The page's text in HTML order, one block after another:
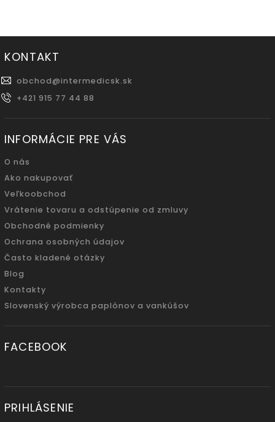
KONTAKT
obchod@intermedicsk.sk
+421 915 77 44 88
INFORMÁCIE PRE VÁS
O nás
Ako nakupovať
Veľkoobchod
Vrátenie tovaru a odstúpenie od zmluvy
Obchodné podmienky
Ochrana osobných údajov
Často kladené otázky
Blog
Kontakty
Slovenský výrobca paplónov a vankúšov
FACEBOOK
PRIHLÁSENIE